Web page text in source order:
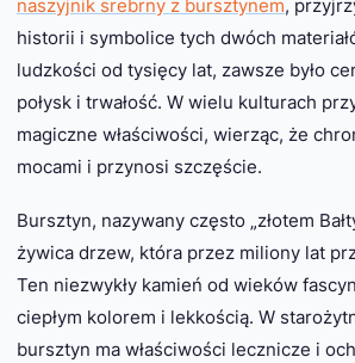
naszyjnik srebrny z bursztynem,
historii i symbolice tych dwóch
ludzkości od tysięcy lat, zawsze było
połysk i trwałość. W wielu kulturach
magiczne właściwości, wierząc, że
mocami i przynosi szczęście.
Bursztyn, nazywany często „złotem
żywica drzew, która przez miliony lat
Ten niezwykły kamień od wieków
ciepłym kolorem i lekkością. W
bursztyn ma właściwości lecznicze i